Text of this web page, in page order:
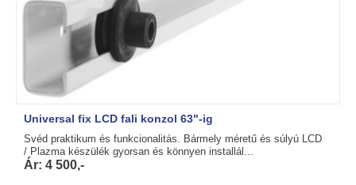
Universal fix LCD fali konzol 63"-ig
Svéd praktikum és funkcionalitás. Bármely méretű és súlyú LCD
/ Plazma készülék gyorsan és könnyen installál...
Ár: 4 500,-